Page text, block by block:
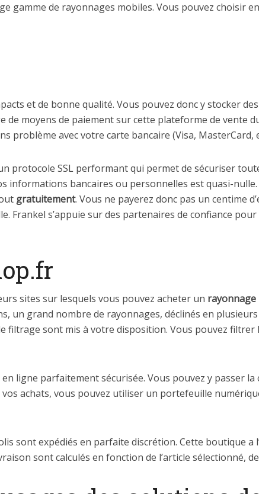
gamme de rayonnages mobiles. Vous pouvez choisir
et de bonne qualité. Vous pouvez donc y stocker
de moyens de paiement sur cette plateforme de vente
problème avec votre carte bancaire (Visa, MasterCard,
protocole SSL performant qui permet de sécuriser
informations bancaires ou personnelles est quasi-
gratuitement. Vous ne payerez donc pas un centime
Frankel s’appuie sur des partenaires de confiance pour
sites sur lesquels vous pouvez acheter un rayonnage
un grand nombre de rayonnages, déclinés en
filtrage sont mis à votre disposition. Vous pouvez
ligne parfaitement sécurisée. Vous pouvez y passer la
achats, vous pouvez utiliser un portefeuille
sont expédiés en parfaite discrétion. Cette boutique a
sont calculés en fonction de l’article sélectionné,